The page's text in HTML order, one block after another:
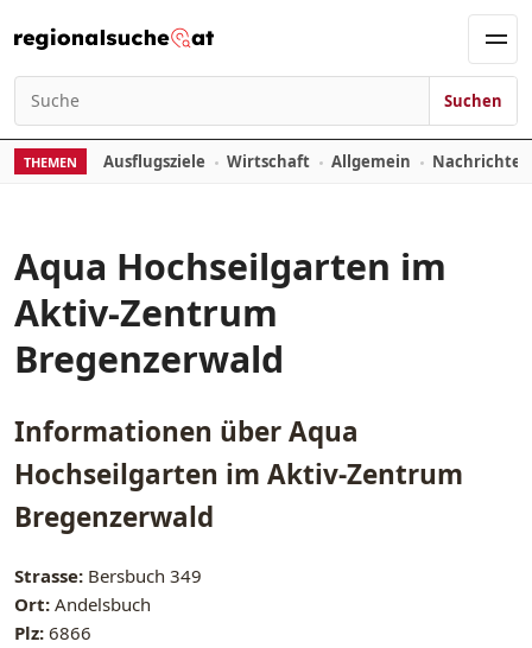
Suchen nach:
Suchen
THEMEN Ausflugsziele Wirtschaft Allgemein
Aqua Hochseilgarten im
Aktiv-Zentrum
Bregenzerwald
Informationen überAqua
Hochseilgarten im Aktiv-Zentrum
Bregenzerwald
Strasse: Bersbuch 349
Ort: Andelsbuch
Plz: 6866